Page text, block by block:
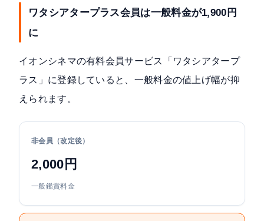
ワタシアタープラス会員は一般料金が1,900円
に
イオンシネマの有料会員サービス「 ワタシアタープ
ラス 」に登録していると、一般料金の値上げ幅が抑
えられます。
非会員（改定後）
2,000円
一般鑑賞料金